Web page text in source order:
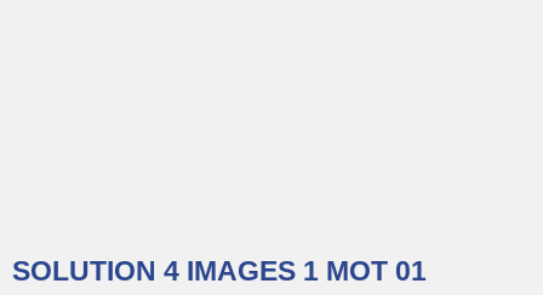
SOLUTION 4 IMAGES 1 MOT 01